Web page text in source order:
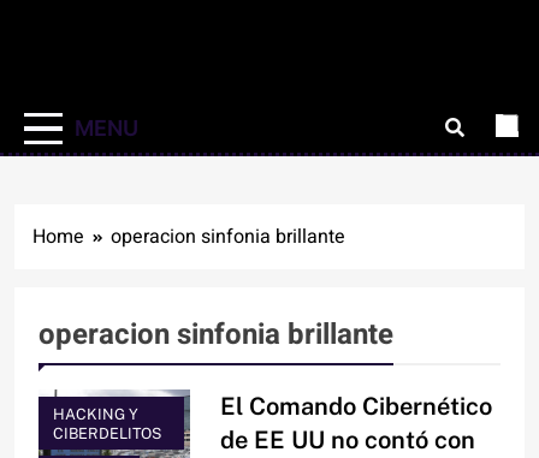
MENU
Home operacion sinfonia brillante
operacion sinfonia brillante
HACKING Y
CIBERDELITOS
El Comando Cibernético
de EE UU no contó con